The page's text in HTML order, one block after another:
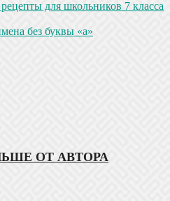
для школьников 7 класса
без буквы «а»
ОТ АВТОРА